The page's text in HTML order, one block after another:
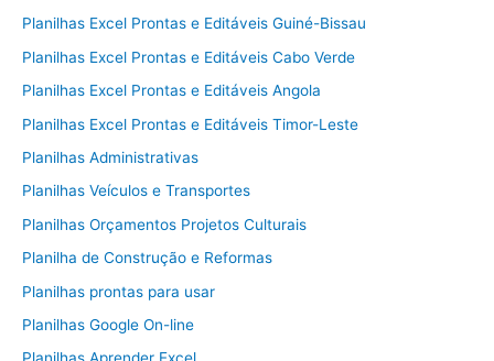
Planilhas Excel Prontas e Editáveis Guiné-Bissau
Planilhas Excel Prontas e Editáveis Cabo Verde
Planilhas Excel Prontas e Editáveis Angola
Planilhas Excel Prontas e Editáveis Timor-Leste
Planilhas Administrativas
Planilhas Veículos e Transportes
Planilhas Orçamentos Projetos Culturais
Planilha de Construção e Reformas
Planilhas prontas para usar
Planilhas Google On-line